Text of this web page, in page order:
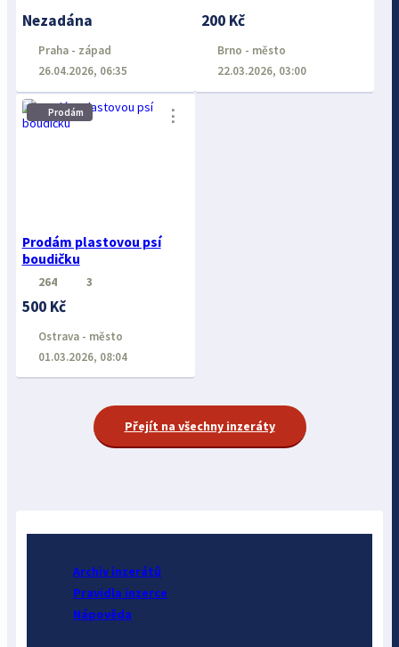
Nezadána
Praha - západ
26.04.2026, 06:35
200 Kč
Brno - město
22.03.2026, 03:00
Prodám
Prodám plastovou psí
boudičku
⋮
264 3
500 Kč
Ostrava - město
01.03.2026, 08:04
Přejít na všechny inzeráty
Archiv inzerátů
Pravidla inzerce
Nápověda